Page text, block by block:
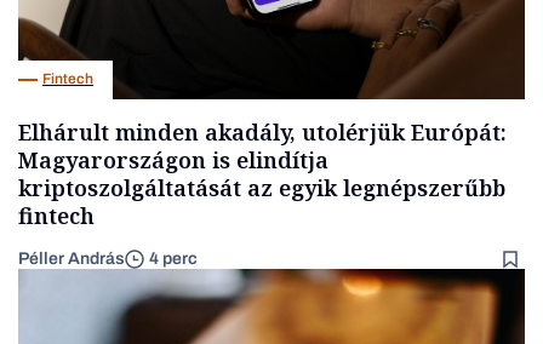
Fintech
Elhárult minden akadály, utolérjük Európát:
Magyarországon is elindítja
kriptoszolgáltatását az egyik legnépszerűbb
fintech
Péller András 4 perc